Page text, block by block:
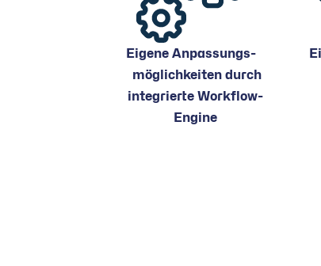
Eigene Anpassungs-
möglichkeiten durch
integrierte Workflow-
Engine